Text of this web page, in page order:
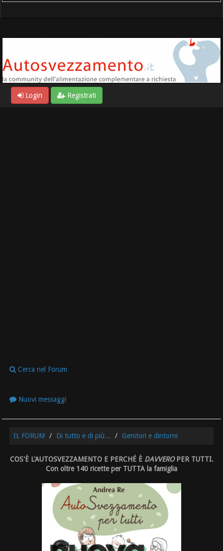
Login Registrati
Cerca nel Forum
Nuovi messaggi
IL FORUM Di tutto e di più... Genitori e dintorni
COS'È L'AUTOSVEZZAMENTO E PERCHÉ È DAVVEROPER TUTTI.
Con oltre 140 ricette per TUTTA la famiglia